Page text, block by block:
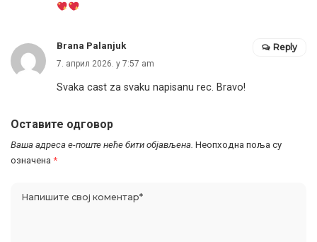
Brana Palanjuk
7. април 2026. у 7:57 am
Svaka cast za svaku napisanu rec. Bravo!
Reply
Оставите одговор
Ваша адреса е-поште неће бити објављена. Неопходна поља су
означена *